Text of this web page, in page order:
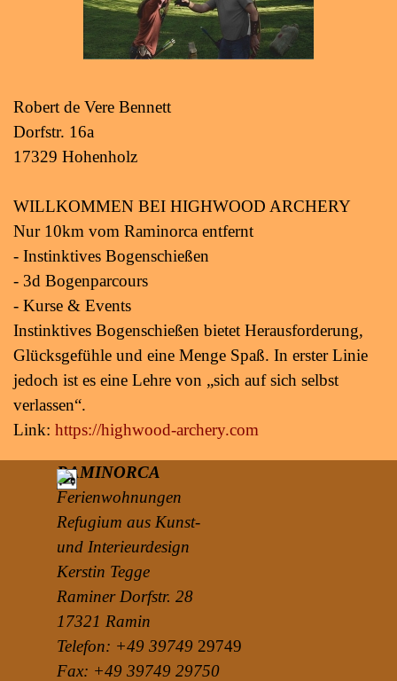
Robert de Vere Bennett
Dorfstr. 16a
17329 Hohenholz
WILLKOMMEN BEI HIGHWOOD ARCHERY
Nur 10km vom Raminorca entfernt
- Instinktives Bogenschießen
- 3d Bogenparcours
- Kurse & Events
Instinktives Bogenschießen bietet Herausforderung,
Glücksgefühle und eine Menge Spaß. In erster Linie
jedoch ist es eine Lehre von „sich auf sich selbst
verlassen“.
Link: https://highwood-archery.com
RAMINORCA
Ferienwohnungen
Refugium aus Kunst-
und Interieurdesign
Kerstin Tegge
Raminer Dorfstr. 28
17321 Ramin
Telefon: +49 39749 29749
Fax: +49 39749 29750